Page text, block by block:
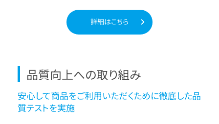
詳細はこちら
品質向上への取り組み
安心して商品をご利用いただくために徹底した品
質テストを実施